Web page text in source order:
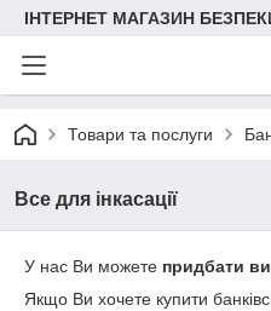
ІНТЕРНЕТ МАГАЗИН
Товари та послуги
Все для інкасації
У нас Ви можете придбати
Якщо Ви хочете купити